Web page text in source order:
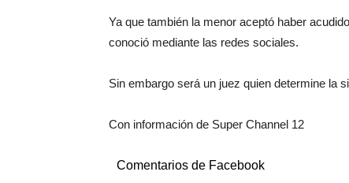
Ya que también la menor aceptó haber
conoció mediante las redes sociales.
Sin embargo será un juez quien determine la
Con información de Super Channel 12
Comentarios de Facebook